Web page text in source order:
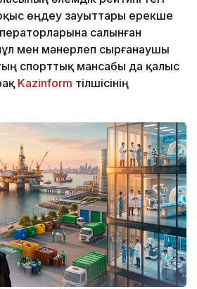
өңдеу зауыттары ерекше
салынған
мен мәнерлеп сырғанаушы
спорттық мансабы да қалыс
Kazinform тілшісінің